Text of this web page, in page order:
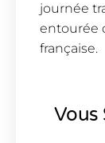
journée
entourée
française.
Vous